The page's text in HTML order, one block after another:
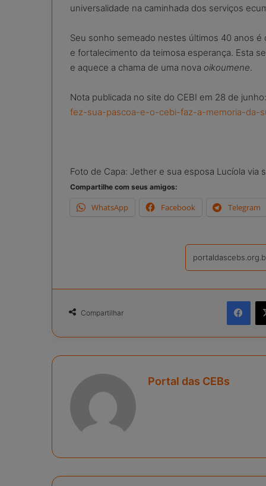
universalidade na caminhada dos serviços
Seu sonho semeado nestes últimos 40 anos
e fortalecimento da teimosa esperança. Esta
e aquece a chama de uma nova oikoumene.
Nota publicada no site do CEBI em 28 de junho:
fez-sua-pascoa-e-o-cebi-faz-a-memoria-da-
Foto de Capa: Jether e sua esposa Lucíola via
Compartilhe com seus amigos:
WhatsApp Facebook Telegram
Compartilhar
Facebook
Portal das CEBs